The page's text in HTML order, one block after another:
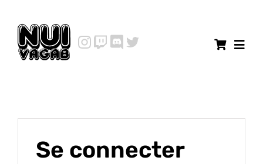
contenu
GalerieSe connecter